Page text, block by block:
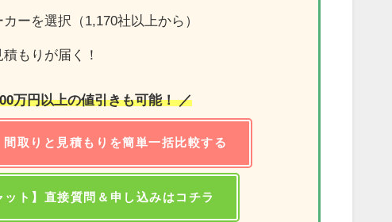
ーを選択（1,170社以上から）
もりが届く！
万円以上の値引きも可能！ ／
間取りと見積もりを簡単一括比較する
ット】直接質問＆申し込みはコチラ